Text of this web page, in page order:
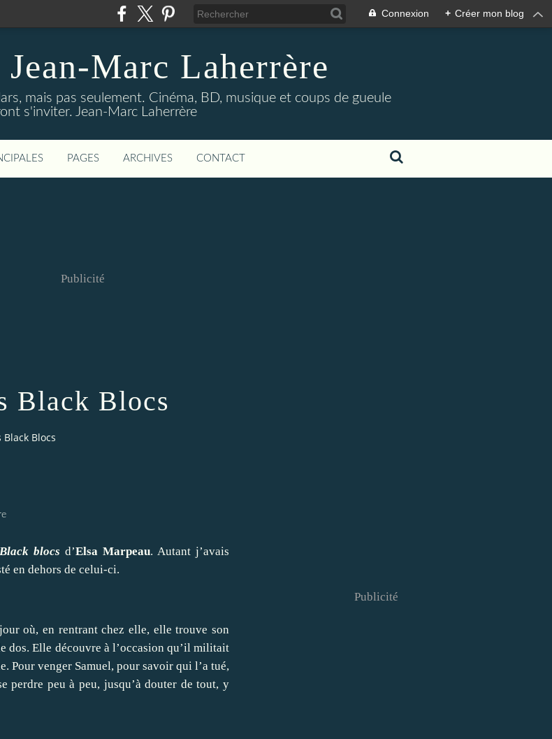
Connexion + Créer mon blog
Marc Laherrère
mais pas seulement. Cinéma, BD, musique et coups de gueule
s'inviter. Jean-Marc Laherrère
PAGES ARCHIVES CONTACT
Publicité
Black Blocs
Blocs
Black blocs d’Elsa Marpeau. Autant j’avais
en dehors de celui-ci.
où, en rentrant chez elle, elle trouve son
dos. Elle découvre à l’occasion qu’il militait
Pour venger Samuel, pour savoir qui l’a tué,
perdre peu à peu, jusqu’à douter de tout, y
Publicité